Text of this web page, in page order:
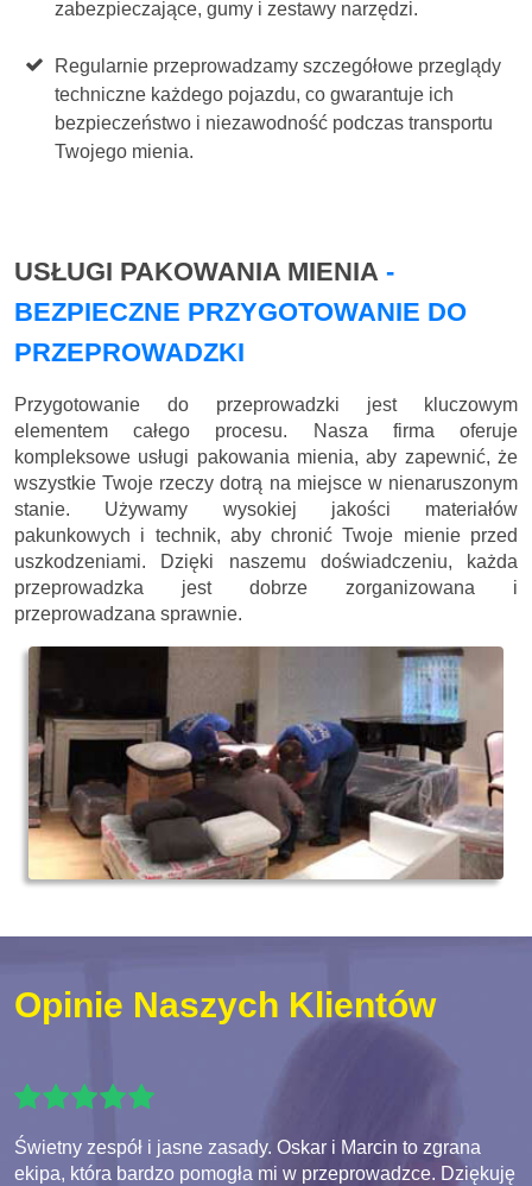
zabezpieczające, gumy i zestawy narzędzi.
Regularnie przeprowadzamy szczegółowe przeglądy
techniczne każdego pojazdu, co gwarantuje ich
bezpieczeństwo i niezawodność podczas transportu
Twojego mienia.
USŁUGI PAKOWANIA MIENIA -
BEZPIECZNE PRZYGOTOWANIE DO
PRZEPROWADZKI
Przygotowanie do przeprowadzki jest kluczowym
elementem całego procesu. Nasza firma oferuje
kompleksowe usługi pakowania mienia, aby zapewnić, że
wszystkie Twoje rzeczy dotrą na miejsce w nienaruszonym
stanie. Używamy wysokiej jakości materiałów
pakunkowych i technik, aby chronić Twoje mienie przed
uszkodzeniami. Dzięki naszemu doświadczeniu, każda
przeprowadzka jest dobrze zorganizowana i
przeprowadzana sprawnie.
Opinie Naszych Klientów
Świetny zespół i jasne zasady. Oskar i Marcin to zgrana
ekipa, która bardzo pomogła mi w przeprowadzce. Dziękuję